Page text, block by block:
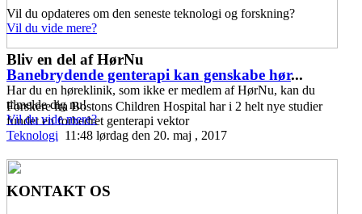
Banebrydende genterapi kan genskabe hør...
Forskere fra Bostons Children Hospital har i 2 helt nye studier
fundet en forbedret genterapi vektor
Teknologi 11:48 lørdag den 20. maj , 2017
Vil du opdateres om den seneste teknologi og forskning?
Vil du vide mere?
Bliv en del af HørNu
Har du en høreklinik, som ikke er medlem af HørNu, kan du
tilmelde dig nu!
Vil du vide mere?
KONTAKT OS